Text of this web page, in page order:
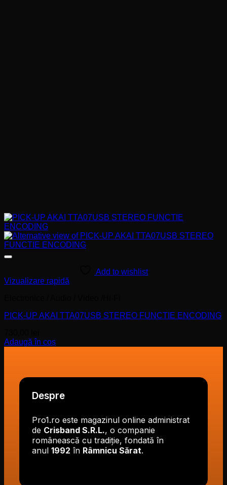
Add to wishlist
Vizualizare rapidă
PICK-UP AKAI TTA07USB STEREO FUNCTIE ENCODING
Adaugă în coș
Despre
Pro1.ro este magazinul online administrat
de Crisband S.R.L., o companie
românească cu tradiție, fondată în
anul 1992 în Râmnicu Sărat.